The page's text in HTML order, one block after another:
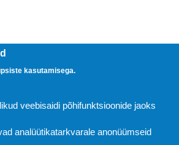
Uudised
kasutamisega.
veebisaidi põhifunktsioonide jaoks
analüütikatarkvarale anonüümseid